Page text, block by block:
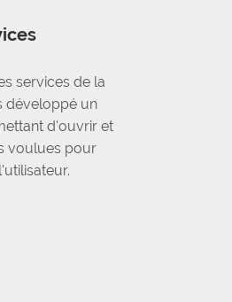
services de la
développé un
d'ouvrir et
voulues pour